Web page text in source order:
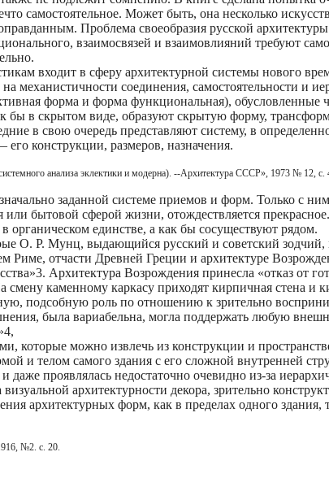
самостоятельное. Может быть, она несколько
Проблема своеобразия русской архитектуры
взаимосвязей и взаимовлияний требуют
входит в сферу архитектурной системы нового
механистичности соединения, самостоятельности и
форма и форма функциональная), обусловленные
бы в скрытом виде, образуют скрытую форму,
в свою очередь представляют систему, в
конструкции, размеров, назначения.
анализа эклектики и модерна). --Архитектура СССР», 1973 № 12, с.
заданной системе приемов и форм. Только с
бытовой сферой жизни, отождествляется
органическом единстве, а как бы сосуществуют рядом.
О. Р. Мунц, выдающийся русский и советский зодчий,
Риме, отчасти Древней Греции и архитектуре
Архитектура Возрождения принесла «отказ от
каменному каркасу приходят кирпичная стена и
подсобную роль по отношению к зрительно
была вариабельна, могла поддержать любую
которые можно извлечь из конструкции и
и телом самого здания с его сложной внутренней
даже проявлялась недостаточно очевидно из-за
архитектурности декора, зрительно
архитектурных форм, как в пределах одного здания,
№2. с. 20.